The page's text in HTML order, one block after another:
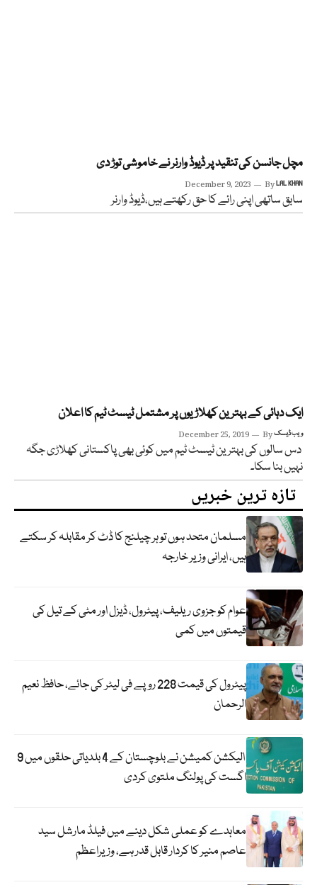
مچل جانسن کی تنقید پر ڈیوڈ وارنر نے خاموشی توڑ دی
December 9, 2023 ByLAL KHAN
سابق ساتھی اپنی رائے کا حق رکھتے ہیں،ڈیوڈ وارنر
ایک دہائی کے بہترین کھلاڑیوں پر مشتمل ٹیسٹ ٹیم کا اعلان
December 25, 2019 Byویب ڈیسک
دس سالوں کی بہترین ٹیسٹ ٹیم میں کوئی بھی پاکستانی کھلاڑی جگہ
نہیں بنا سکا۔
تازہ ترین خبریں
مسلمان متحد ہوں تو ہر چیلنج کا ڈٹ کر مقابلہ کر سکتے
ہیں، ایرانی وزیر خارجہ
عوام کو جزوی ریلیف، پیٹرول، ڈیزل اور مٹی کے تیل کی
قیمتوں میں کمی
پیٹرول کی قیمت 228 روپے فی لیٹر کی جائے، حافظ نعیم
الرحمان
الیکشن کمیشن نے بلوچستان کے 4 بلدیاتی حلقوں میں 9
اگست کی پولنگ ملتوی کردی
معاہدے کو عملی شکل دینے میں فیلڈ مارشل سید
عاصم منیر کا کردار قابل قدر ہے، وزیراعظم